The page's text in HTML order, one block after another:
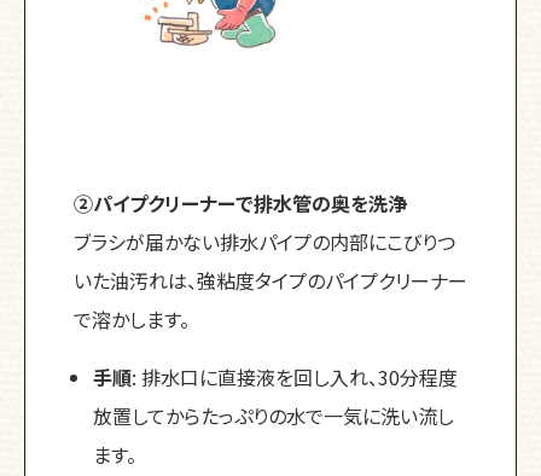
②パイプクリーナーで排水管の奥を洗浄
ブラシが届かない排水パイプの内部にこびりつ
いた油汚れは、強粘度タイプのパイプクリーナー
で溶かします。
手順: 排水口に直接液を回し入れ、30分程度
放置してからたっぷりの水で一気に洗い流し
ます。